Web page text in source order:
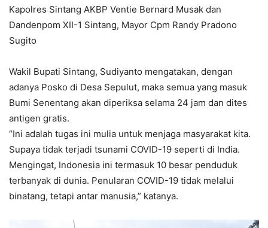
Kapolres Sintang AKBP Ventie Bernard Musak dan
Dandenpom XII-1 Sintang, Mayor Cpm Randy Pradono
Sugito
Wakil Bupati Sintang, Sudiyanto mengatakan, dengan
adanya Posko di Desa Sepulut, maka semua yang masuk
Bumi Senentang akan diperiksa selama 24 jam dan dites
antigen gratis.
“Ini adalah tugas ini mulia untuk menjaga masyarakat kita.
Supaya tidak terjadi tsunami COVID-19 seperti di India.
Mengingat, Indonesia ini termasuk 10 besar penduduk
terbanyak di dunia. Penularan COVID-19 tidak melalui
binatang, tetapi antar manusia,” katanya.